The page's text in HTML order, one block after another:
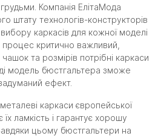
Компанія ЕлітаМода
штату технологів-конструкторів
каркасів для кожної моделі
процес критично важливий,
та розмірів потрібні каркаси
модель бюстгальтера зможе
ефект.
каркаси європейської
ламкість і гарантує хорошу
цьому бюстгальтери на